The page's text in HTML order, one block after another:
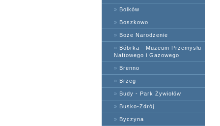
» Bolków
» Boszkowo
» Boże Narodzenie
» Bóbrka - Muzeum Przemysłu
Naftowego i Gazowego
» Brenno
» Brzeg
» Budy - Park Żywiołów
» Busko-Zdrój
» Byczyna